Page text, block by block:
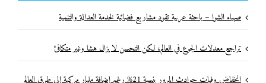
صهباء الشوا – باحثة عربية تقود مشاريع فضائية لخدمة العدالة والتنمية
تراجع معدلات الجوع في العالم، لكن التحسن لا يزال هشا وغير متكافئ
انخفاض وفيات حوادث المرور بنسبة 21% رغم إضافة مليار مركبة إلى طرق العالم